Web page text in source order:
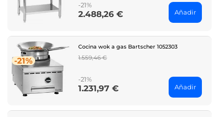
-21%
Price
2.488,26 € Añadir
-21%
Cocina wok a gas Bartscher 1052303
Regular
1.559,46 €
-21%
Price
1.231,97 € Añadir